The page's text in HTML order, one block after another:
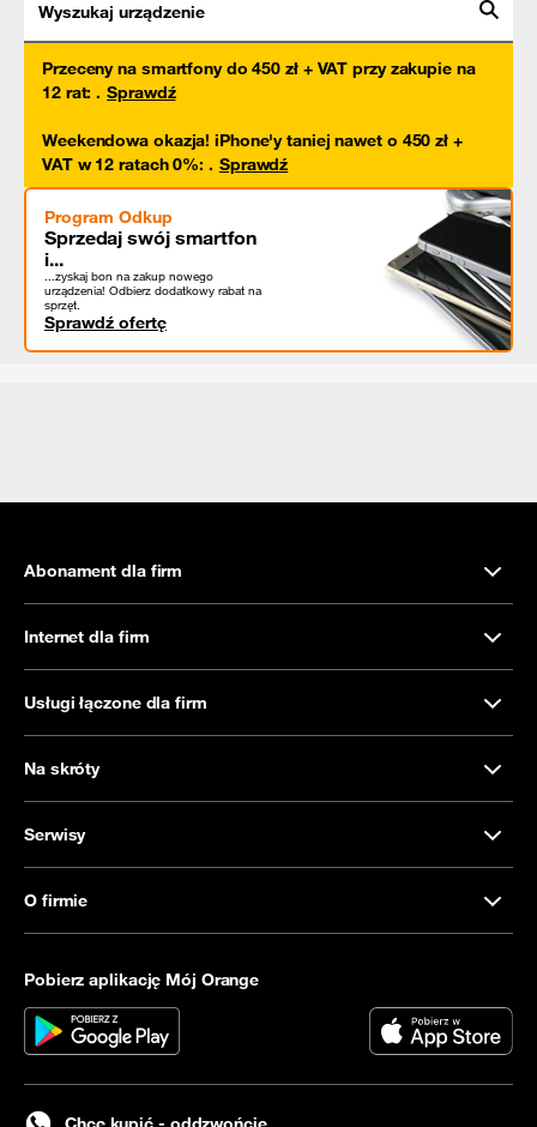
Wyszukaj urządzenie
Przeceny na smartfony do 450 zł + VAT przy zakupie na
12 rat: . Sprawdź
Weekendowa okazja! iPhone'y taniej nawet o 450 zł +
VAT w 12 ratach 0%: . Sprawdź
Program Odkup
Sprzedaj swój smartfon
i...
...zyskaj bon na zakup nowego
urządzenia! Odbierz dodatkowy rabat na
sprzęt.
Sprawdź ofertę
Abonament dla firm
Internet dla firm
Usługi łączone dla firm
Na skróty
Serwisy
O firmie
Pobierz aplikację Mój Orange